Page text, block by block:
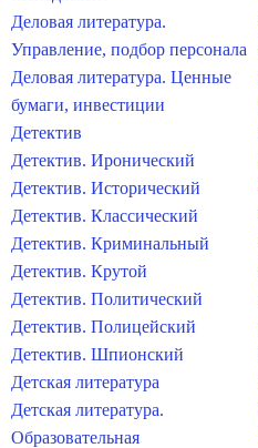
Деловая литература.
Управление, подбор персонала
Деловая литература. Ценные
бумаги, инвестиции
Детектив
Детектив. Иронический
Детектив. Исторический
Детектив. Классический
Детектив. Криминальный
Детектив. Крутой
Детектив. Политический
Детектив. Полицейский
Детектив. Шпионский
Детская литература
Детская литература.
Образовательная